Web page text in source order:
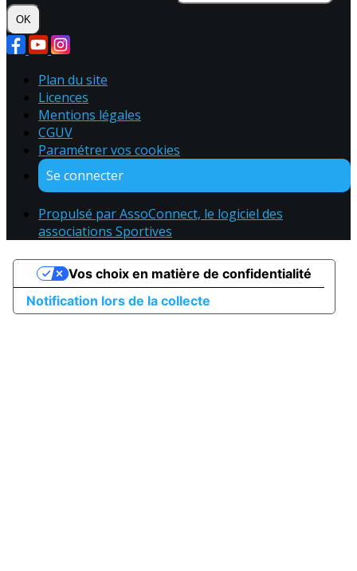
OK
Plan du site
Licences
Mentions légales
CGUV
Paramétrer vos cookies
Se connecter
Propulsé par AssoConnect, le logiciel des
associations Sportives
Notification lors de la collecte
Vos choix en matière de confidentialité